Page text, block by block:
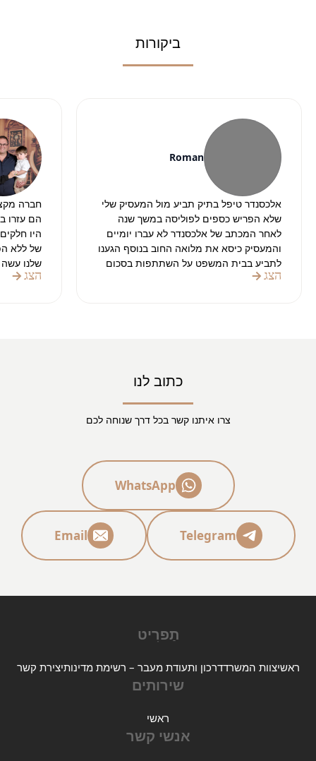
ביקורות
Roman
אלכסנדר טיפל בתיק תביע מול המעסיק שלי
שלא הפריש כספים לפוליסה במשך שנה
לאחר המכתב של אלכסנדר לא עברו יומיים
והמעסיק כיסא את מלואה החוב בנוסף הגענו
לתביע בבית המשפט על השתתפות בסכום
הטרחה לעורך דין וגם שם אלכסנדר הצליח
הצג
חברה
הם עזרו
של ללא
שלנו
והניירת.
הצג
כתוב לנו
צרו איתנו קשר בכל דרך שנוחה לכם
WhatsApp
Telegram
Email
תַפרִיט
ראשיצוות המשרדדרכון ותעודת מעבר – רשימת מדינותיצירת קשר
שירותים
ראשי
אנשי קשר